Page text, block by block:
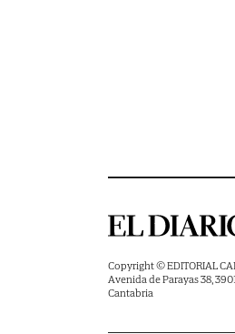
Copyright © EDITORIAL
Avenida de Parayas 38,
Cantabria